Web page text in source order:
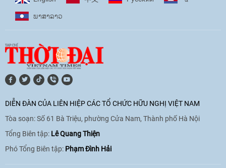
11:10|17/06/2026
hòa bình, hữu nghị giữa các dân tộc"
cho Đại sứ Hungary tại Việt Nam
17:25| 13/06/2026
ພາ​ສາ​ລາວ
DIỄN ĐÀN CỦA LIÊN HIỆP CÁC TỔ CHỨC HỮU NGHỊ VIỆT NAM
Tòa soạn: Số 61 Bà Triệu, phường Cửa Nam, Thành phố Hà Nội
Tổng Biên tập: Lê Quang Thiện
Phó Tổng Biên tập: Phạm Đình Hải